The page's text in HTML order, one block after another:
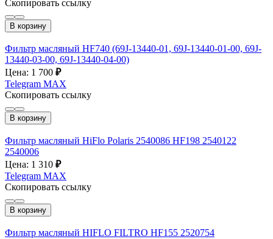
Скопировать ссылку
В корзину
Фильтр масляный HF740 (69J-13440-01, 69J-13440-01-00, 69J-
13440-03-00, 69J-13440-04-00)
Цена: 1 700 ₽
Telegram MAX
Скопировать ссылку
В корзину
Фильтр масляный HiFlo Polaris 2540086 HF198 2540122
2540006
Цена: 1 310 ₽
Telegram MAX
Скопировать ссылку
В корзину
Фильтр масляный HIFLO FILTRO HF155 2520754